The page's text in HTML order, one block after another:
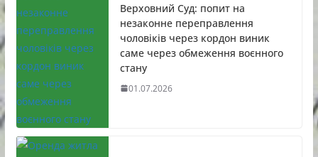
Верховний Суд: попит на
незаконне переправлення
чоловіків через кордон виник
саме через обмеження воєнного
стану
01.07.2026